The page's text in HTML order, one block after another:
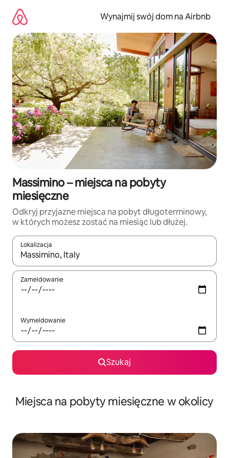
treści
Wynajmij swój dom na Airbnb
Massimino – miejsca na pobyty
miesięczne
Odkryj przyjazne miejsca na pobyt długoterminowy,
w których możesz zostać na miesiąc lub dłużej.
Lokalizacja
Gdy wyniki będą dostępne, możesz poruszać się po nich za
Zameldowanie
Wymeldowanie
Szukaj
Miejsca na pobyty miesięczne w okolicy